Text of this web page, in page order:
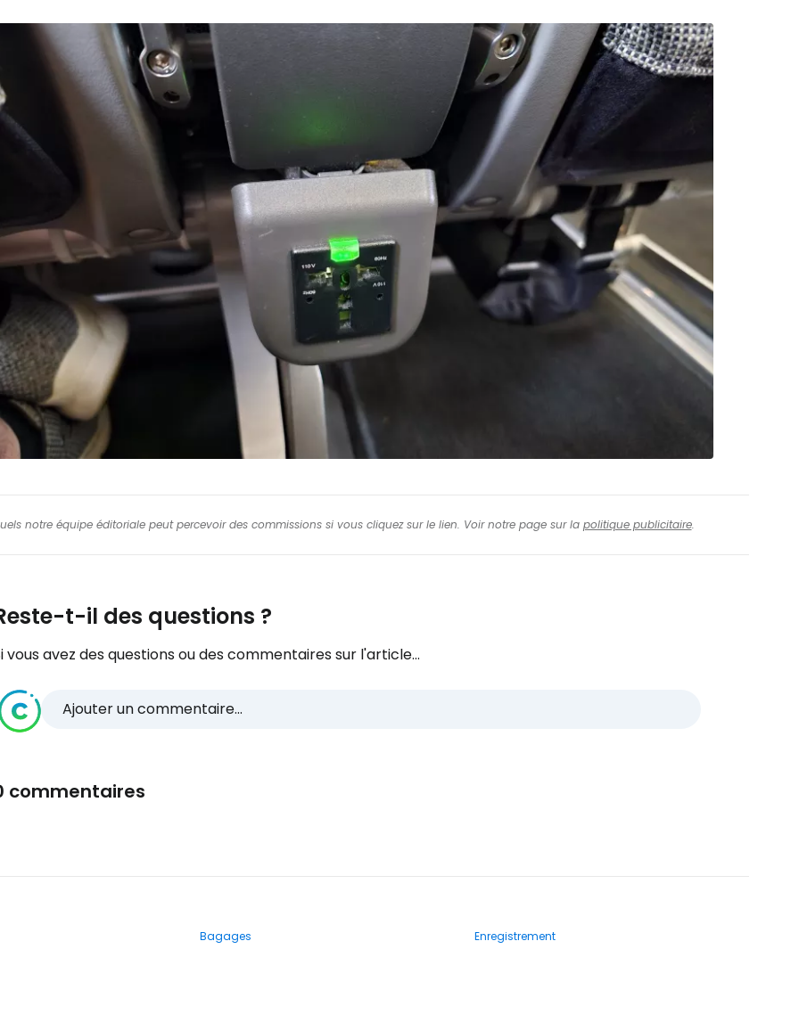
notre équipe éditoriale peut percevoir des commissions si vous cliquez sur le lien. Voir notre page sur la politique publicitaire.
t-il des questions ?
vous avez des questions ou des commentaires sur l'article...
Ajouter un commentaire...
commentaires
Bagages Enregistrement